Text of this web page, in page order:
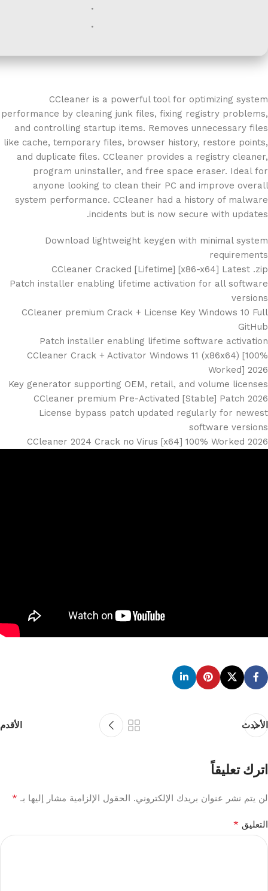
CCleaner is a powerful tool for optimizing system
performance by cleaning junk files, fixing registry problems,
and controlling startup items. Removes unnecessary files
like cache, temporary files, browser history, restore points,
and duplicate files. CCleaner provides a registry cleaner,
program uninstaller, and free space eraser. Ideal for
anyone looking to clean their PC and improve overall
system performance. CCleaner had a history of malware
incidents but is now secure with updates.
Download lightweight keygen with minimal system
requirements
CCleaner Cracked [Lifetime] [x86-x64] Latest .zip
Patch installer enabling lifetime activation for all software
versions
CCleaner premium Crack + License Key Windows 10 Full
GitHub
Patch installer enabling lifetime software activation
CCleaner Crack + Activator Windows 11 (x86x64) [100%
Worked] 2026
Key generator supporting OEM, retail, and volume licenses
CCleaner premium Pre-Activated [Stable] Patch 2026
License bypass patch updated regularly for newest
software versions
CCleaner 2024 Crack no Virus [x64] 100% Worked 2026
الأحدث الأقدم
اترك تعليقاً
لن يتم نشر عنوان بريدك الإلكتروني. الحقول الإلزامية مشار إليها بـ *
التعليق *